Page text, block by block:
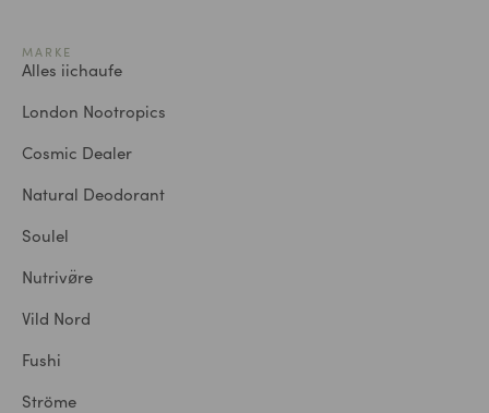
MARKE
Alles iichaufe
London Nootropics
Cosmic Dealer
Natural Deodorant
Soulel
Nutrivø̈re
Vild Nord
Fushi
Ströme